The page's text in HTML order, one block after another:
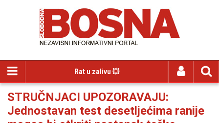
Rat u zalivu 💥
STRUČNJACI UPOZORAVAJU:
Jednostavan test desetljećima ranije